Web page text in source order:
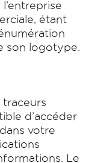
étant
son logotype.
traceurs
d’accéder
votre
Le